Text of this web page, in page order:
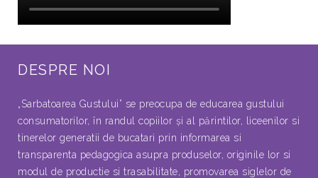
DESPRE NOI
„Sarbatoarea Gustului” se preocupa de educarea gustului
consumatorilor, în randul copiilor şi al părintilor, liceenilor si
tinerelor generatii de bucatari prin informarea si
transparenta pedagogica asupra produselor, originile lor si
modul de productie si trasabilitate, promovarea siglelor de